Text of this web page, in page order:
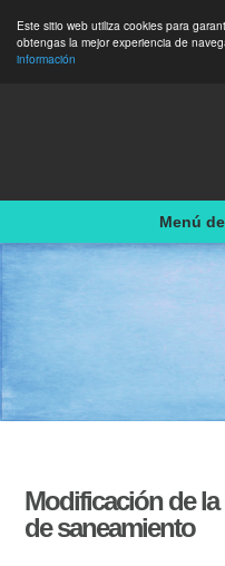
Este sitio web utiliza cookies para
obtengas la mejor experiencia de
información
Menú
Modificación de la
de saneamiento